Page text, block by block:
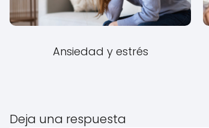
Ansiedad y estrés
Deja una respuesta